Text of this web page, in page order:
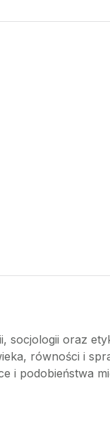
socjologii oraz
równości i
i podobieństwa